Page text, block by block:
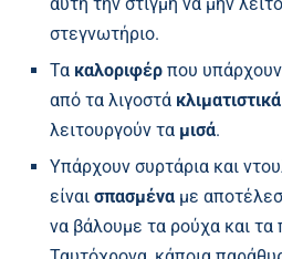
στεγνωτήριο.
Τα καλοριφέρ που υπάρχουν
από τα λιγοστά κλιματιστικά
λειτουργούν τα μισά.
Υπάρχουν συρτάρια και
είναι σπασμένα με
να βάλουμε τα ρούχα και τα